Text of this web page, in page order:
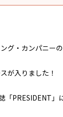
グ・カンパニーの
が入りました！
「PRESIDENT」